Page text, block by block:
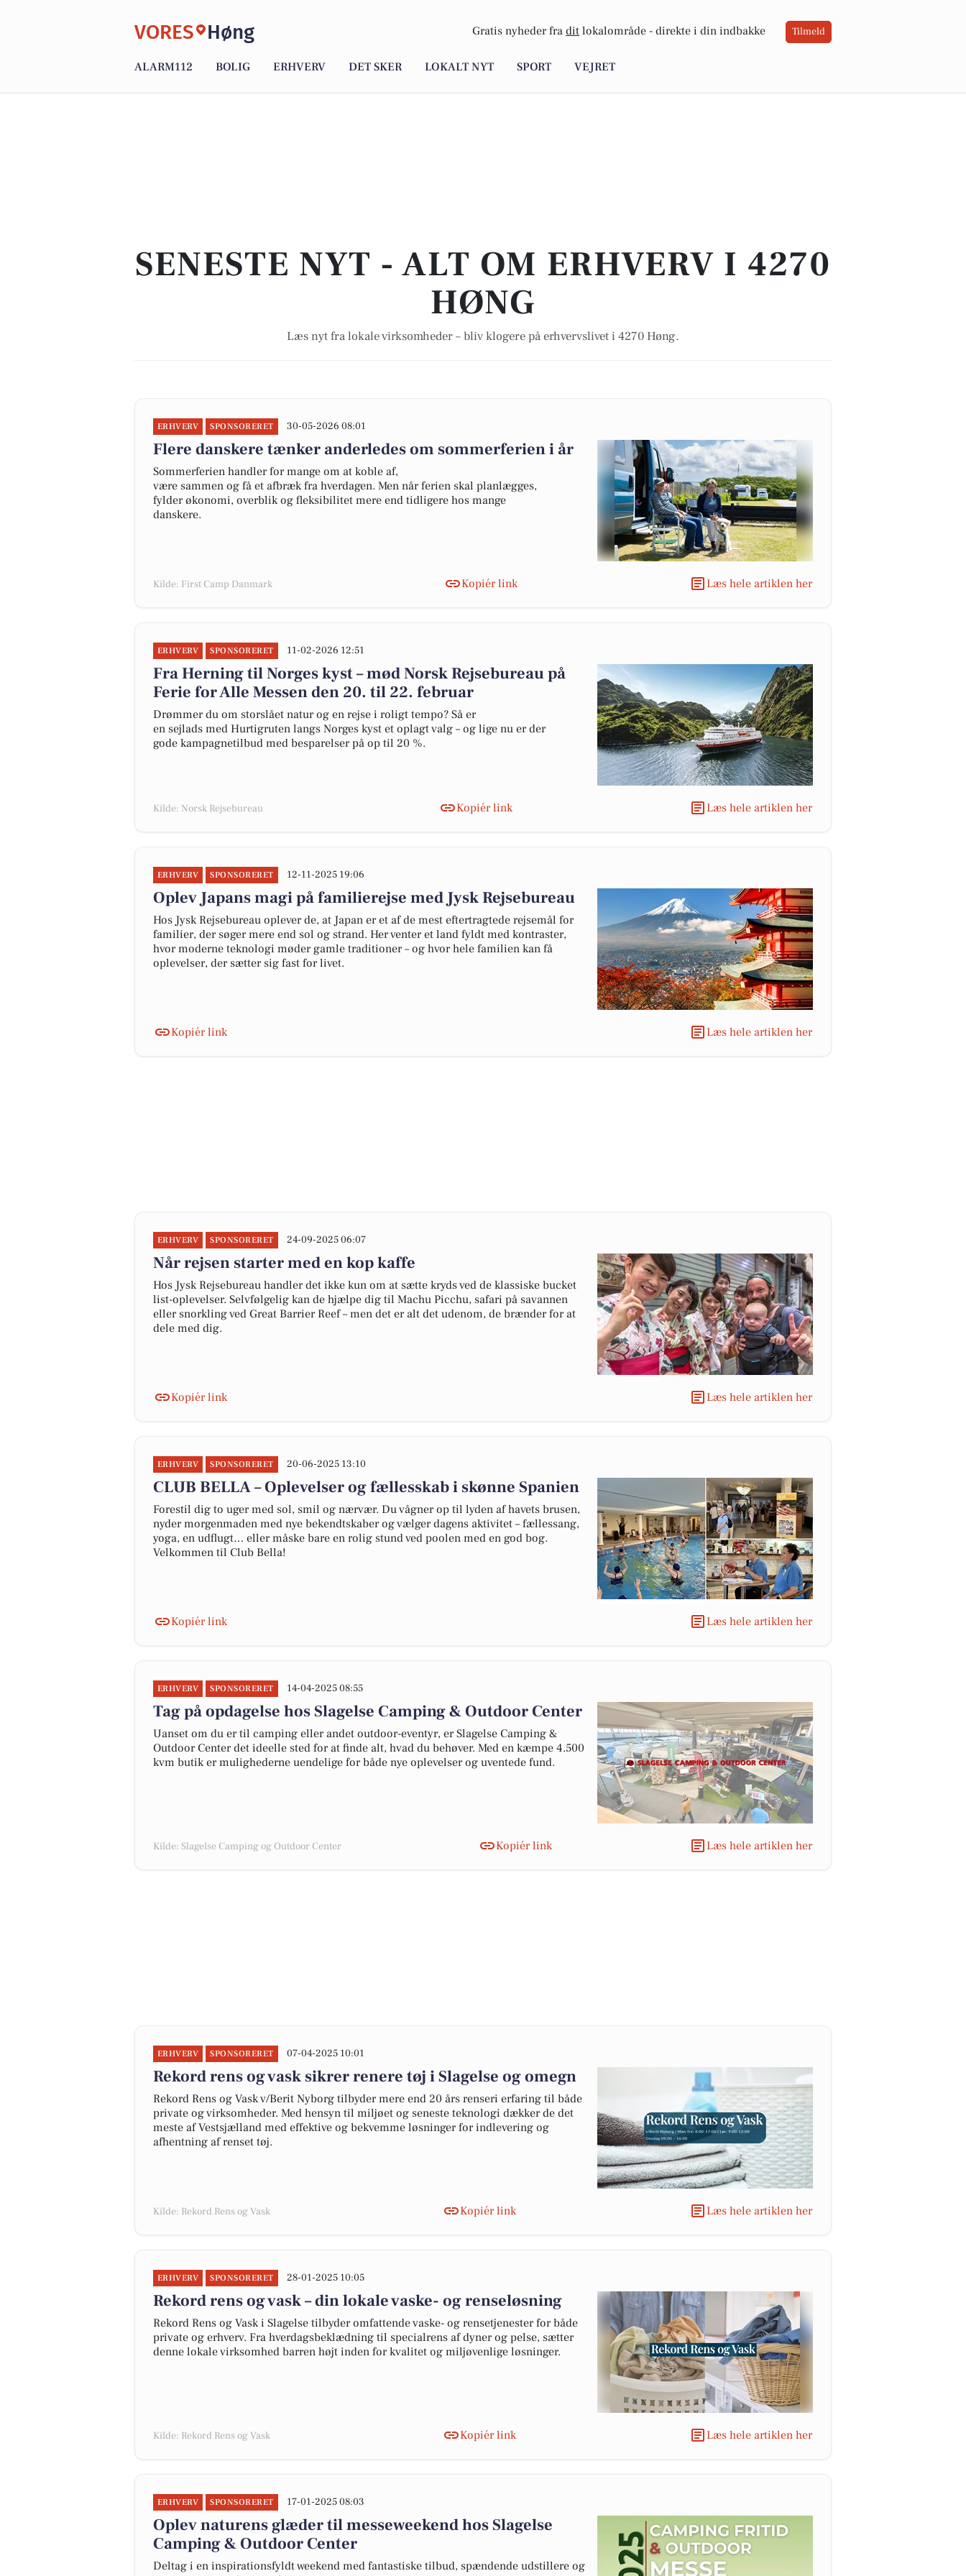
VORES Høng Gratis nyheder fra dit lokalområde - direkte i din indbakke Tilmeld
ALARM112 BOLIG ERHVERV DET SKER LOKALT NYT SPORT VEJRET
SENESTE NYT - ALT OM ERHVERV I 4270
HØNG
Læs nyt fra lokale virksomheder – bliv klogere på erhvervslivet i 4270 Høng.
ERHVERV SPONSORERET 30-05-2026 08:01
Flere danskere tænker anderledes om sommerferien i år
Sommerferien handler for mange om at koble af,
være sammen og få et afbræk fra hverdagen. Men når ferien skal planlægges,
fylder økonomi, overblik og fleksibilitet mere end tidligere hos mange
danskere.
Kilde: First Camp Danmark Kopiér link Læs hele artiklen her
ERHVERV SPONSORERET 11-02-2026 12:51
Fra Herning til Norges kyst – mød Norsk Rejsebureau på
Ferie for Alle Messen den 20. til 22. februar
Drømmer du om storslået natur og en rejse i roligt tempo? Så er
en sejlads med Hurtigruten langs Norges kyst et oplagt valg – og lige nu er der
gode kampagnetilbud med besparelser på op til 20 %.
Kilde: Norsk Rejsebureau Kopiér link Læs hele artiklen her
ERHVERV SPONSORERET 12-11-2025 19:06
Oplev Japans magi på familierejse med Jysk Rejsebureau
Hos Jysk Rejsebureau oplever de, at Japan er et af de mest eftertragtede rejsemål for
familier, der søger mere end sol og strand. Her venter et land fyldt med kontraster,
hvor moderne teknologi møder gamle traditioner – og hvor hele familien kan få
oplevelser, der sætter sig fast for livet.
Kopiér link Læs hele artiklen her
ERHVERV SPONSORERET 24-09-2025 06:07
Når rejsen starter med en kop kaffe
Hos Jysk Rejsebureau handler det ikke kun om at sætte kryds ved de klassiske bucket
list-oplevelser. Selvfølgelig kan de hjælpe dig til Machu Picchu, safari på savannen
eller snorkling ved Great Barrier Reef – men det er alt det udenom, de brænder for at
dele med dig.
Kopiér link Læs hele artiklen her
ERHVERV SPONSORERET 20-06-2025 13:10
CLUB BELLA – Oplevelser og fællesskab i skønne Spanien
Forestil dig to uger med sol, smil og nærvær. Du vågner op til lyden af havets brusen,
nyder morgenmaden med nye bekendtskaber og vælger dagens aktivitet – fællessang,
yoga, en udflugt… eller måske bare en rolig stund ved poolen med en god bog.
Velkommen til Club Bella!
Kopiér link Læs hele artiklen her
ERHVERV SPONSORERET 14-04-2025 08:55
Tag på opdagelse hos Slagelse Camping & Outdoor Center
Uanset om du er til camping eller andet outdoor-eventyr, er Slagelse Camping &
Outdoor Center det ideelle sted for at finde alt, hvad du behøver. Med en kæmpe 4.500
kvm butik er mulighederne uendelige for både nye oplevelser og uventede fund.
Kilde: Slagelse Camping og Outdoor Center Kopiér link Læs hele artiklen her
ERHVERV SPONSORERET 07-04-2025 10:01
Rekord rens og vask sikrer renere tøj i Slagelse og omegn
Rekord Rens og Vask v/Berit Nyborg tilbyder mere end 20 års renseri erfaring til både
private og virksomheder. Med hensyn til miljøet og seneste teknologi dækker de det
meste af Vestsjælland med effektive og bekvemme løsninger for indlevering og
afhentning af renset tøj.
Kilde: Rekord Rens og Vask Kopiér link Læs hele artiklen her
ERHVERV SPONSORERET 28-01-2025 10:05
Rekord rens og vask – din lokale vaske- og renseløsning
Rekord Rens og Vask i Slagelse tilbyder omfattende vaske- og rensetjenester for både
private og erhverv. Fra hverdagsbeklædning til specialrens af dyner og pelse, sætter
denne lokale virksomhed barren højt inden for kvalitet og miljøvenlige løsninger.
Kilde: Rekord Rens og Vask Kopiér link Læs hele artiklen her
ERHVERV SPONSORERET 17-01-2025 08:03
Oplev naturens glæder til messeweekend hos Slagelse
Camping & Outdoor Center
Deltag i en inspirationsfyldt weekend med fantastiske tilbud, spændende udstillere og